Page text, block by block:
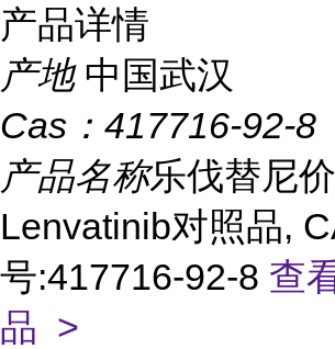
产品详情
产地 中国武汉
Cas： 417716-92-8
产品名称乐伐替尼
Lenvatinib对照品,
号:417716-92-8 查
品 >